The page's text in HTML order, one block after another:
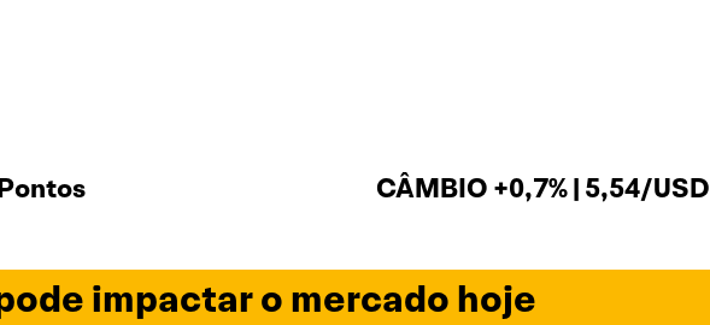
CÂMBIO +0,7% | 5,54/USD
impactar o mercado hoje